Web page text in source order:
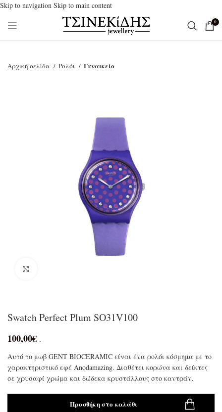
Skip to navigation Skip to main content
0
Αρχική σελίδα Ρολόι Γυναικείο
Swatch Perfect Plum SO31V100
100,00€ .
Αυτό το μωβ GENT BIOCERAMIC είναι ένα ρολόι κόσμημα με το
χαρακτηριστικό εφέ Anodamazing. Διαθέτει κορώνα και δείκτες
σε χρυσαφί χρώμα και δώδεκα κρυστάλλους στο καντράν.
Προσθήκη στο καλάθι